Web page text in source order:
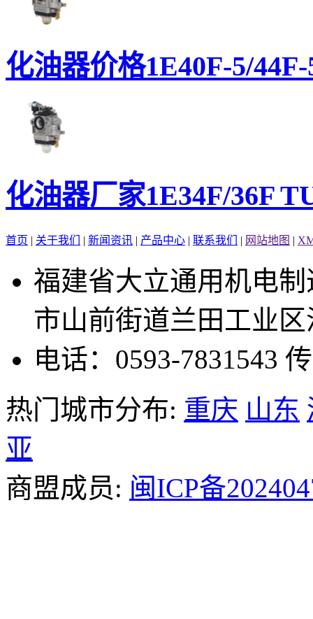
化油器价格1E40F-5/
化油器厂家1E34F/36F
首页 | 关于我们 | 新闻资讯 | 产品中心 | 联系我们 | 网站地图 |
福建省大立通用机电
市山前街道兰田工业
电话：0593-7831543
热门城市分布: 重庆 山东
亚
商盟成员: 闽ICP备